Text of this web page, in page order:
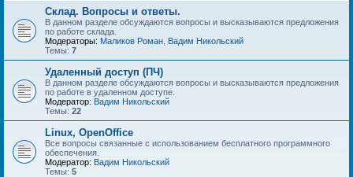
Склад. Вопросы и ответы.
В данном разделе обсуждаются вопросы и высказываются предложения
по работе склада.
Модераторы: Маликов Роман Вадим Никольский
Темы: 7
Удаленный доступ (ПЧ)
В данном разделе обсуждаются вопросы и высказываются предложения
по работе в удаленном доступе.
Модератор: Вадим Никольский
Темы: 22
Linux, OpenOffice
Все вопросы связанные с использованием бесплатного программного
обеспечения.
Модератор: Вадим Никольский
Темы: 5